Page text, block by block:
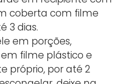
coberta com filme
3 dias.
em porções,
filme plástico e
próprio, por até 2